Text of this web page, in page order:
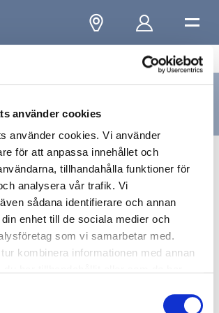
använder cookies
använder cookies. Vi använder
för att anpassa innehållet och
tillhandahålla funktioner för
analysera vår trafik. Vi
sådana identifierare och annan
enhet till de sociala medier och
som vi samarbetar med.
kombinera informationen med annan
på Actic
och simskola – välj den
dig och den anläggning som ligger
och PT finns här för att guida
mer rörelseglädje och trygg
takt. Hos Actic finns kurser för
– på gymmet och i bassängen.